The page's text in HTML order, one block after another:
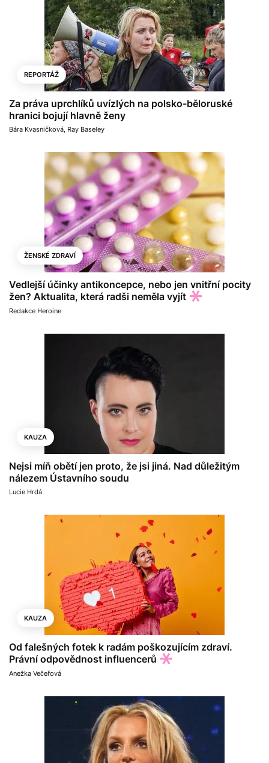
REPORTÁŽ
Za práva uprchlíků uvízlých na polsko-běloruské
hranici bojují hlavně ženy
Bára Kvasničková, Ray Baseley
ŽENSKÉ ZDRAVÍ
Vedlejší účinky antikoncepce, nebo jen vnitřní pocity
žen? Aktualita, která radši neměla vyjít
Redakce Heroine
KAUZA
Nejsi míň obětí jen proto, že jsi jiná. Nad důležitým
nálezem Ústavního soudu
Lucie Hrdá
KAUZA
Od falešných fotek k radám poškozujícím zdraví.
Právní odpovědnost influencerů
Anežka Večeřová